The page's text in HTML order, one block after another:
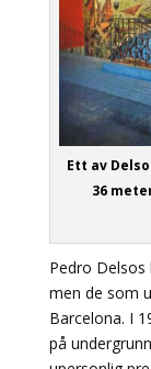
Ett av
36
Pedro Delsos
men de som
Barcelona. I
på